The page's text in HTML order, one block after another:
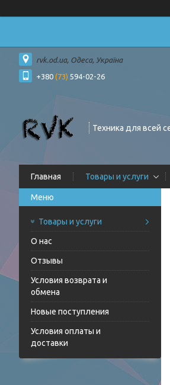
rvk.od.ua, Одеса, Україна
+380 (73) 594-02-26
Техника для всей
Главная Товары и услуги
Товары и услуги
О нас
Отзывы
Условия возврата и
обмена
Новые поступления
Условия оплаты и
доставки